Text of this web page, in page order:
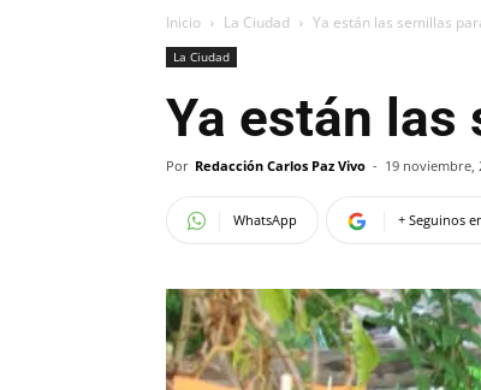
Inicio La Ciudad Ya están las semillas
La Ciudad
Ya están
Por Redacción Carlos Paz Vivo - 19 noviembre,
WhatsApp + Seguinos